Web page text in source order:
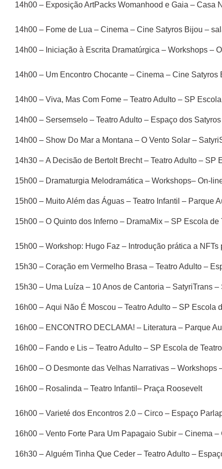
14h00 – Exposição ArtPacks Womanhood e Gaia – Casa
14h00 – Fome de Lua – Cinema – Cine Satyros Bijou –
14h00 – Iniciação à Escrita Dramatúrgica – Workshops –
14h00 – Um Encontro Chocante – Cinema – Cine
14h00 – Viva, Mas Com Fome – Teatro Adulto – SP
14h00 – Sersemselo – Teatro Adulto – Espaço dos Satyros
14h00 – Show Do Mar a Montana – O Vento Solar –
14h30 – A Decisão de Bertolt Brecht – Teatro Adulto –
15h00 – Dramaturgia Melodramática – Workshops– On-
15h00 – Muito Além das Águas – Teatro Infantil – Parque
15h00 – O Quinto dos Inferno – DramaMix – SP Escola
15h00 – Workshop: Hugo Faz – Introdução prática a
15h30 – Coração em Vermelho Brasa – Teatro Adulto –
15h30 – Uma Luíza – 10 Anos de Cantoria – SatyriTrans
16h00 – Aqui Não É Moscou – Teatro Adulto – SP
16h00 – ENCONTRO DECLAMA! – Literatura – Parque
16h00 – Fando e Lis – Teatro Adulto – SP Escola de
16h00 – O Desmonte das Velhas Narrativas – Workshops
16h00 – Rosalinda – Teatro Infantil– Praça Roosevelt
16h00 – Varieté dos Encontros 2.0 – Circo – Espaço
16h00 – Vento Forte Para Um Papagaio Subir – Cinema
16h30 – Alguém Tinha Que Ceder – Teatro Adulto –